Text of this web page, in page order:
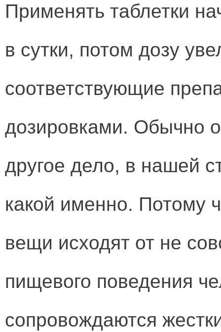
Применять таблетки
в сутки, потом дозу
соответствующие
дозировками. Обычно
другое дело, в нашей
какой именно. Потому
вещи исходят от не
пищевого поведения
сопровождаются